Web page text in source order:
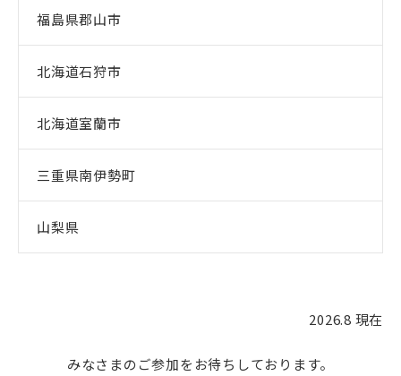
福島県郡山市
北海道石狩市
北海道室蘭市
三重県南伊勢町
山梨県
2026.8 現在
みなさまのご参加をお待ちしております。